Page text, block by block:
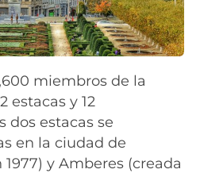
miembros de la
estacas y 12
dos estacas se
en la ciudad de
y Amberes (creada